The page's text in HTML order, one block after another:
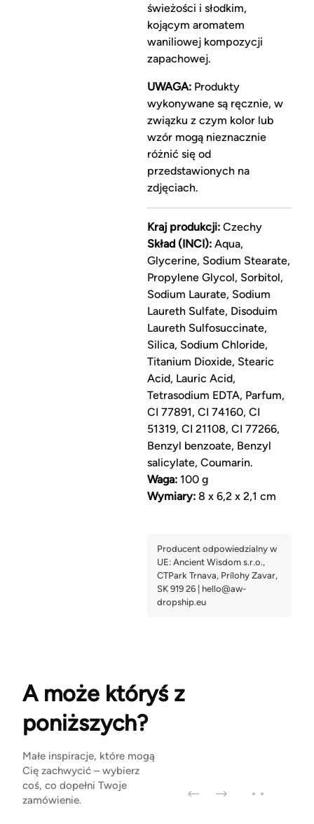
świeżości i słodkim,
kojącym aromatem
waniliowej kompozycji
zapachowej.
UWAGA:Produkty
wykonywane są ręcznie, w
związku z czym kolor lub
wzór mogą nieznacznie
różnić się od
przedstawionych na
zdjęciach.
Kraj produkcji:Czechy
Skład (INCI):Aqua,
Glycerine, Sodium Stearate,
Propylene Glycol, Sorbitol,
Sodium Laurate, Sodium
Laureth Sulfate, Disoduim
Laureth Sulfosuccinate,
Silica, Sodium Chloride,
Titanium Dioxide, Stearic
Acid, Lauric Acid,
Tetrasodium EDTA, Parfum,
CI 77891, CI 74160, CI
51319, CI 21108, CI 77266,
Benzyl benzoate, Benzyl
salicylate, Coumarin.
Waga:100 g
Wymiary:8 x 6,2 x 2,1 cm
A może któryś z
poniższych?
Małe inspiracje, które mogą
Cię zachwycić – wybierz
coś, co dopełni Twoje
zamówienie.